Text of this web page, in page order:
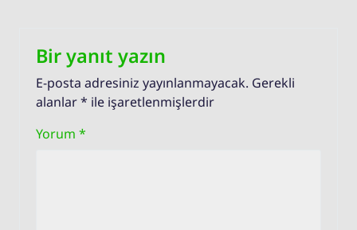
Bir yanıt yazın
E-posta adresiniz yayınlanmayacak. Gerekli
alanlar* ile işaretlenmişlerdir
Yorum *